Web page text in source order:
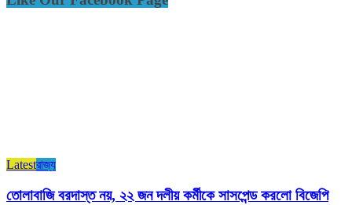
Latestরাজ্য​
তোলাবাজি বরদাস্ত নয়, ২২ জন দলীয় কর্মীকে সাসপেন্ড করলো বিজেপি